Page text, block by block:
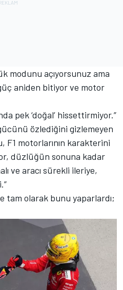
modunu açıyorsunuz ama
aniden bitiyor ve motor
pek ‘doğal’ hissettirmiyor.”
özlediğini gizlemeyen
F1 motorlarının karakterini
düzlüğün sonuna kadar
ve aracı sürekli ileriye,
tam olarak bunu yaparlardı;